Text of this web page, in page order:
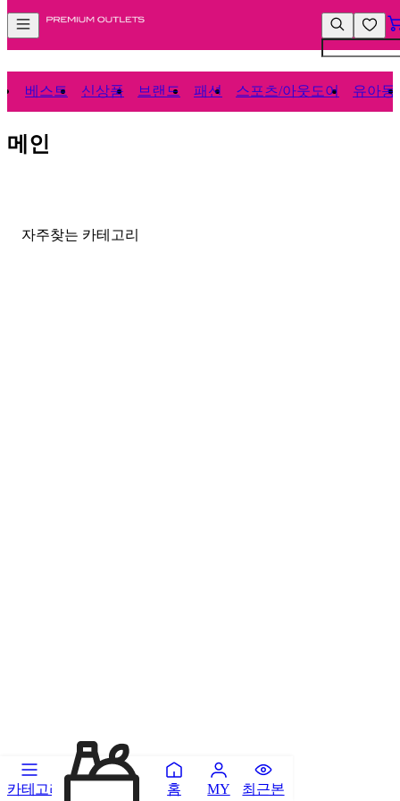
컨
텐
츠
바
로
가
앱
바
바
로
가
기
베스트 신상품 브랜드 패션 스포츠/아웃도어 유아동
메인
자주찾는 카테고리
카테고리 홈 MY 최근본